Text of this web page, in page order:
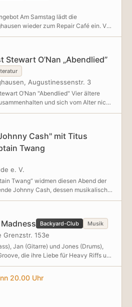
Am Samstag lädt die
wieder zum Repair Café ein. Von
Besucher*innen defekte
und gemeinsam mit erfahrenen
kaputte Toaster, wackelige Stühle,
oder gerissene Nähte, im Repair
zu schonen, Müll zu vermeiden
zu teilen. Ganz nebenbei entstehen
dürfen natürlich auch nicht fehlen!
sich mit vertretbarem Aufwand
Kleingeräte,
u.v.m. Ersatzteile sollten – falls
werden.
O’Nan „Abendlied”
Augustinessenstr. 3
O’Nan "Abendlied" Vier ältere
und sich vom Alter nicht
und Hundeliebhaberin,
Lehrerin, die von ihrem
wird, Kitzi, die sich al
Cash" mit Titus
Twang
e. V.
Twang“ widmen diesen Abend der
Johnny Cash, dessen musikalische
und Rock ’n’ Roll liegen. Alle
sich von der kraftvollen
Präsenz der beiden Künstler in die
zu lassen! Foto: Tibor Bozi
Backyard-Club Musik
Grenzstr. 153e
Jan (Gitarre) und Jones (Drums),
die ihre Liebe für Heavy Riffs und
Trio spielt ausschließlich eigene
ihren Stil selbst gerne als Dark-
kraftv
20.00 Uhr